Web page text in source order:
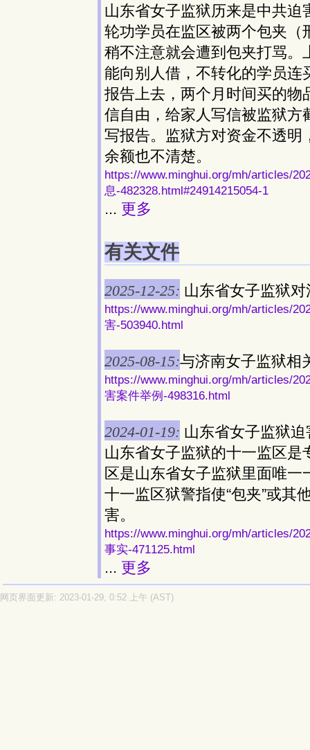
山东省女子监狱历来是中共
轮功学员在监区被两个包夹
稍不注意就会遭到包夹打骂
能向别人借，不转化的学员
报告上去，两个月时间买的
信自由，给家人写信被监狱
写报告。监狱方对资金不透
余额也不清楚。
https://www.minghui.org/mh/articles/
息-482328.html#24914215054-1
... 更多
有关文件
2025-12-25: 山东省女子监狱
https://www.minghui.org/mh/articles/
害-503940.html
2025-08-15:与济南女子监狱相
https://www.minghui.org/mh/articles/
害案件举例-498316.html
2024-01-19: 山东省女子监狱
山东省女子监狱的十一监区
区是山东省女子监狱里面唯
十一监区狱警指使“包夹”或其
害。
https://www.minghui.org/mh/articles/
事实-471125.html
... 更多
网页界面更新: 2023-01-29, 0:52 上午 (AST)